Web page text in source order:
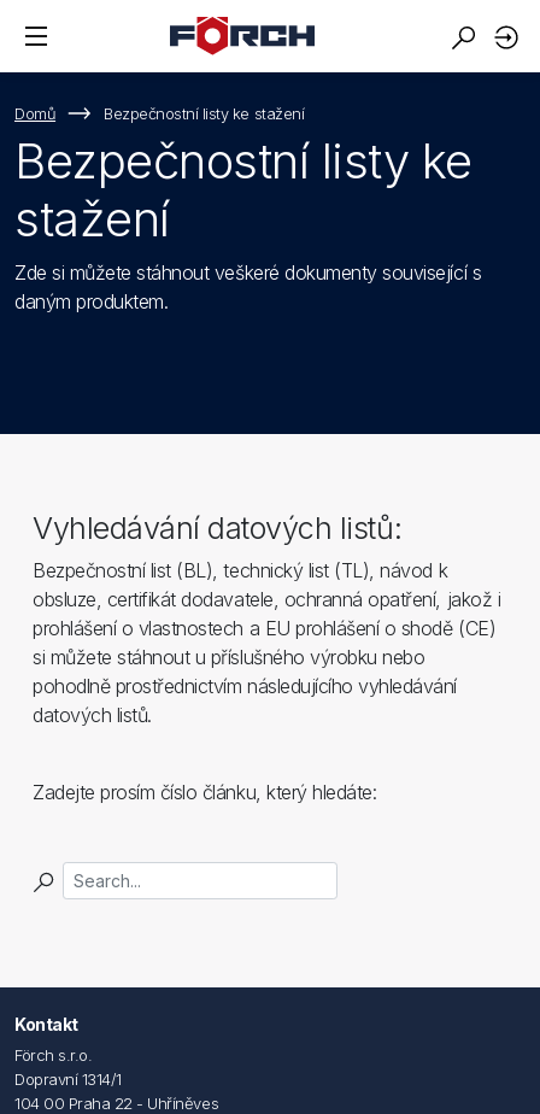
Domů Bezpečnostní listy ke stažení
Bezpečnostní listy ke
stažení
Zde si můžete stáhnout veškeré dokumenty související s
daným produktem.
Vyhledávání datových listů:
Bezpečnostní list (BL), technický list (TL), návod k
obsluze, certifikát dodavatele, ochranná opatření, jakož i
prohlášení o vlastnostech a EU prohlášení o shodě (CE)
si můžete stáhnout u příslušného výrobku nebo
pohodlně prostřednictvím následujícího vyhledávání
datových listů.
Zadejte prosím číslo článku, který hledáte:
Kontakt
Förch s.r.o.
Dopravní 1314/1
104 00 Praha 22 - Uhříněves